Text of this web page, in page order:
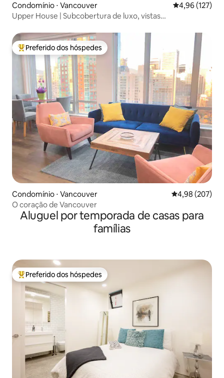
Condomínio ⋅ Vancouver 4,96 de uma
4,96 (127)
Upper House | Subcobertura de luxo, vistas
Entre os melhores preferidos dos hóspedes
Preferido dos hóspedes
Condomínio ⋅ Vancouver 4,98 de uma
4,98 (207)
O coração de Vancouver
Aluguel por temporada de casas para
famílias
Entre os melhores preferidos dos hóspedes
Preferido dos hóspedes